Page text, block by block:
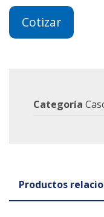
Cotizar
Categoría
Productos